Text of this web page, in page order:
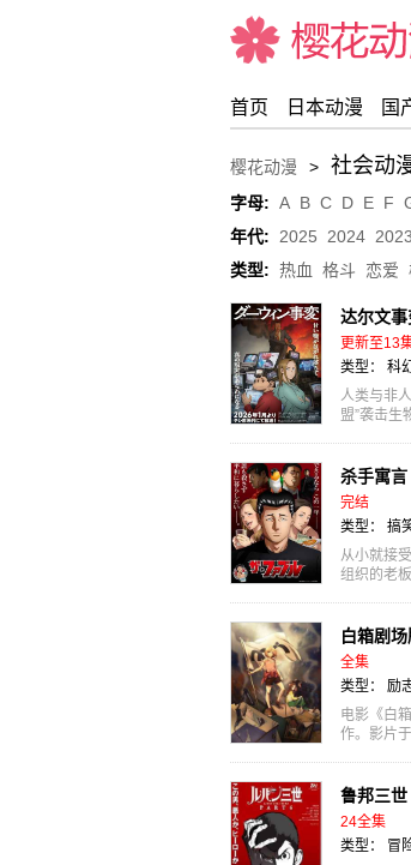
樱花动漫
首页 日本动漫 国
樱花动漫 > 社会动
字母: A B C D E F
年代:
2025 2024 2023
类型: 热血 格斗 恋爱
达尔文事
更新至13
类型： 科
人类与非
盟”袭击生
杀手寓言
完结
类型： 搞
从小就接
组织的老
白箱剧场
全集
类型： 励
电影《白
作。影片
鲁邦三
24全集
类型： 冒